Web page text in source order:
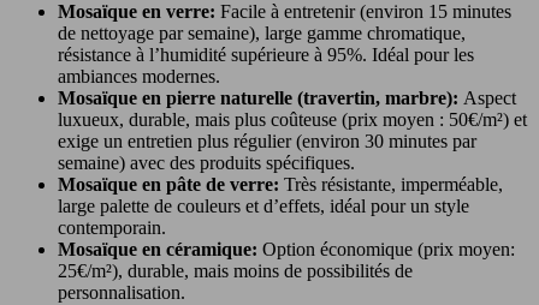
Mosaïque en verre: Facile à entretenir (environ 15 minutes
de nettoyage par semaine), large gamme chromatique,
résistance à l’humidité supérieure à 95%. Idéal pour les
ambiances modernes.
Mosaïque en pierre naturelle (travertin, marbre): Aspect
luxueux, durable, mais plus coûteuse (prix moyen : 50€/m²) et
exige un entretien plus régulier (environ 30 minutes par
semaine) avec des produits spécifiques.
Mosaïque en pâte de verre: Très résistante, imperméable,
large palette de couleurs et d’effets, idéal pour un style
contemporain.
Mosaïque en céramique: Option économique (prix moyen:
25€/m²), durable, mais moins de possibilités de
personnalisation.